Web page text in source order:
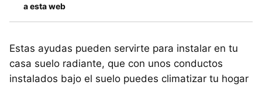
a esta web
Estas ayudas pueden servirte para instalar en tu
casa suelo radiante, que con unos conductos
instalados bajo el suelo puedes climatizar tu hogar